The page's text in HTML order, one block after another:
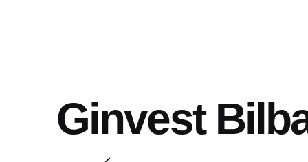
Ginvest